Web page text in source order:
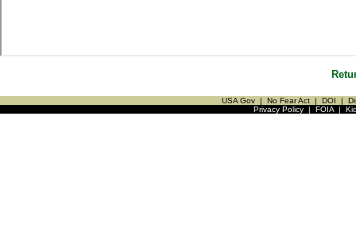
USA Gov | No Fear Act | DOI |
Privacy Policy| FOIA|